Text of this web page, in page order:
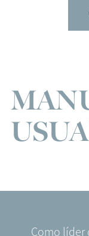
Como líder